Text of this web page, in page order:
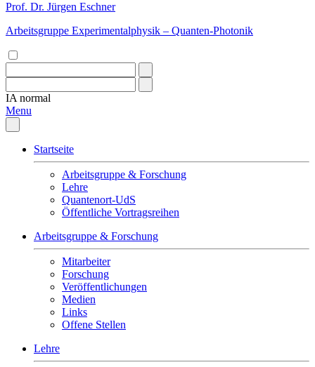
Prof. Dr. Jürgen Eschner
Arbeitsgruppe Experimentalphysik – Quanten-Photonik
IA normal
Menu
Startseite
Arbeitsgruppe & Forschung
Lehre
Quantenort-UdS
Öffentliche Vortragsreihen
Arbeitsgruppe & Forschung
Mitarbeiter
Forschung
Veröffentlichungen
Medien
Links
Offene Stellen
Lehre